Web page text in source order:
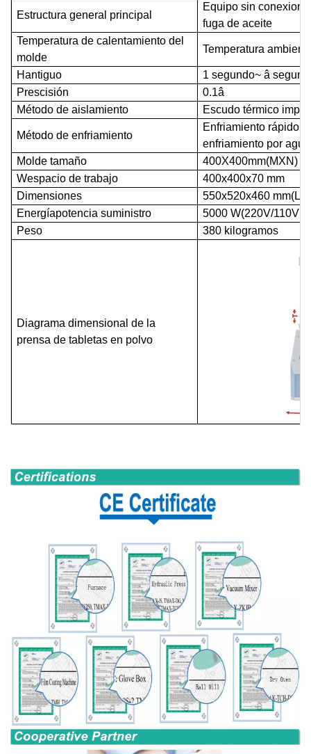
Estructura general principal
Equipo sin
fuga de aceite
Temperatura de calentamiento del
molde
Temperatura
Hantiguo 1 segundo~ â
Prescisión
0.1â
Método de aislamiento
Escudo térmico
Método de enfriamiento
Enfriamiento rápido
enfriamiento por
Molde tamaño 400X400mm(MXN)
Wespacio de trabajo 400x400x70 mm
Dimensiones
550x520x460 mm(L
Energíapotencia suministro 5000 W(220V/110V
Peso
380 kilogramos
Diagrama dimensional de la
prensa de tabletas en polvo